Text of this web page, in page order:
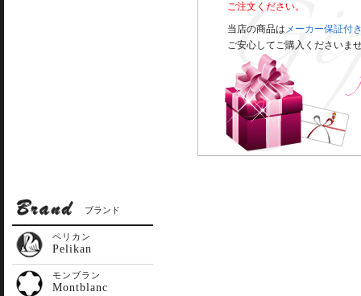
ご注文ください。
当店の商品は メーカー保証付
ご安心してご購入くださいま
ブランド
ペリカン
Pelikan
モンブラン
Montblanc